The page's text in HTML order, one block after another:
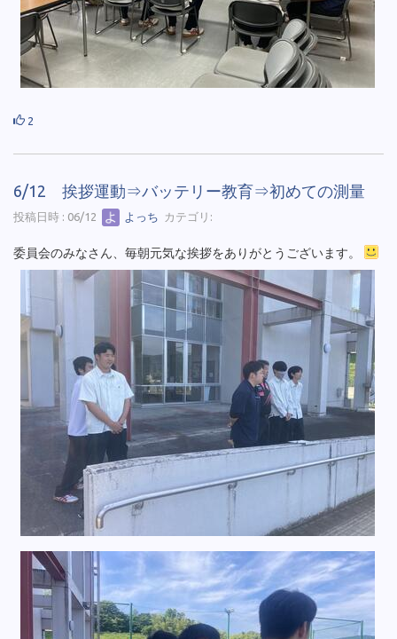
2
6/12 挨拶運動⇒バッテリー教育⇒初めての測量
投稿日時 : 06/12 よっち カテゴリ:
委員会のみなさん、毎朝元気な挨拶をありがとうございます。